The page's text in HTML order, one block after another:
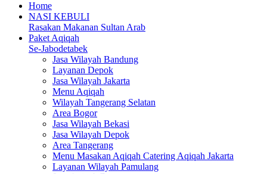
Home
NASI KEBULI
Rasakan Makanan Sultan Arab
Paket Aqiqah
Se-Jabodetabek
Jasa Wilayah Bandung
Layanan Depok
Jasa Wilayah Jakarta
Menu Aqiqah
Wilayah Tangerang Selatan
Area Bogor
Jasa Wilayah Bekasi
Jasa Wilayah Depok
Area Tangerang
Menu Masakan Aqiqah Catering Aqiqah Jakarta
Layanan Wilayah Pamulang